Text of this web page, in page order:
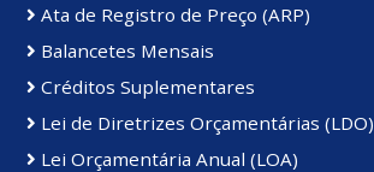
Ata de Registro de Preço (ARP)
Balancetes Mensais
Créditos Suplementares
Lei de Diretrizes Orçamentárias (LDO)
Lei Orçamentária Anual (LOA)